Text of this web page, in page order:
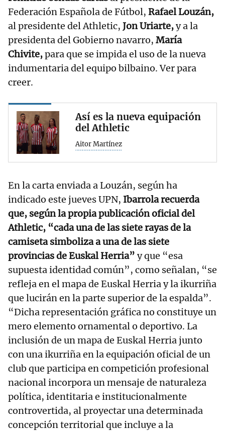
Federación Española de Fútbol, Rafael Louzán,
al presidente del Athletic, Jon Uriarte,y a la
presidenta del Gobierno navarro, María
Chivite,para que se impida el uso de la nueva
indumentaria del equipo bilbaino. Ver para
creer.
Así es la nueva equipación
del Athletic
Aitor Martínez
En la carta enviada a Louzán, según ha
indicado este jueves UPN, Ibarrola recuerda
que, según la propia publicación oficial del
Athletic, “cada una de las siete rayas de la
camiseta simboliza a una de las siete
provincias de Euskal Herria” y que “esa
supuesta identidad común”, como señalan, “se
refleja en el mapa de Euskal Herria y la ikurriña
que lucirán en la parte superior de la espalda”.
“Dicha representación gráfica no constituye un
mero elemento ornamental o deportivo. La
inclusión de un mapa de Euskal Herria junto
con una ikurriña en la equipación oficial de un
club que participa en competición profesional
nacional incorpora un mensaje de naturaleza
política, identitaria e institucionalmente
controvertida, al proyectar una determinada
concepción territorial que incluye a la